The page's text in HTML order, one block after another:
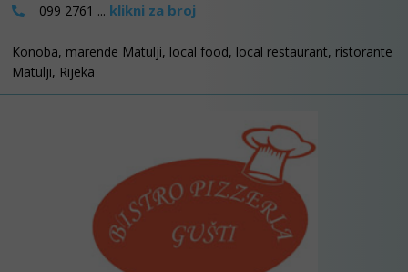
099 2761 ... klikni za broj
Konoba, marende Matulji, local food, local restaurant, ristorante
Matulji, Rijeka